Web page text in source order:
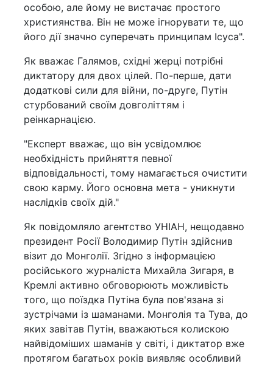
особою, але йому не вистачає простого
християнства. Він не може ігнорувати те, що
його дії значно суперечать принципам Ісуса".
Як вважає Галямов, східні жерці потрібні
диктатору для двох цілей. По-перше, дати
додаткові сили для війни, по-друге, Путін
стурбований своїм довголіттям і
реінкарнацією.
"Експерт вважає, що він усвідомлює
необхідність прийняття певної
відповідальності, тому намагається очистити
свою карму. Його основна мета - уникнути
наслідків своїх дій."
Як повідомляло агентство УНІАН, нещодавно
президент Росії Володимир Путін здійснив
візит до Монголії. Згідно з інформацією
російського журналіста Михайла Зигаря, в
Кремлі активно обговорюють можливість
того, що поїздка Путіна була пов'язана зі
зустрічами із шаманами. Монголія та Тува, до
яких завітав Путін, вважаються колискою
найвідоміших шаманів у світі, і диктатор вже
протягом багатьох років виявляє особливий